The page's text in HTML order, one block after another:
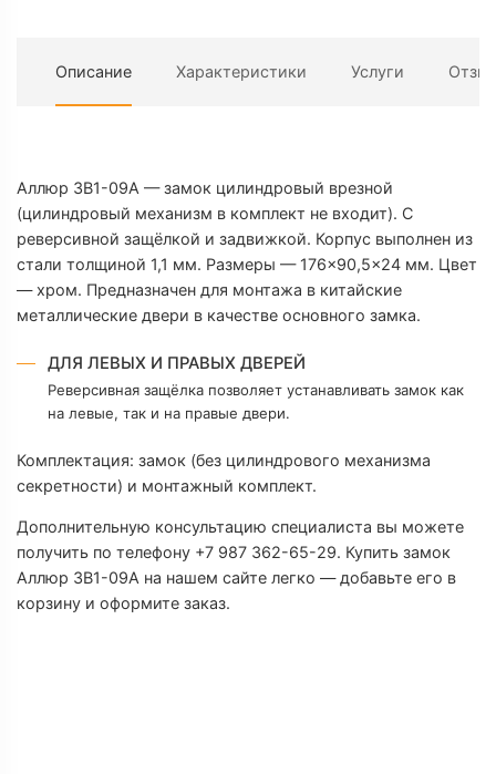
Описание Характеристики Услуги
Аллюр ЗВ1-09А — замок цилиндровый врезной
(цилиндровый механизм в комплект не входит). С
реверсивной защёлкой и задвижкой. Корпус выполнен из
стали толщиной 1,1 мм. Размеры — 176×90,5×24 мм. Цвет
— хром. Предназначен для монтажа в китайские
металлические двери в качестве основного замка.
ДЛЯ ЛЕВЫХ И ПРАВЫХ ДВЕРЕЙ
Реверсивная защёлка позволяет устанавливать замок как
на левые, так и на правые двери.
Комплектация: замок (без цилиндрового механизма
секретности) и монтажный комплект.
Дополнительную консультацию специалиста вы можете
получить по телефону +7 987 362-65-29. Купить замок
Аллюр ЗВ1-09А на нашем сайте легко — добавьте его в
корзину и оформите заказ.